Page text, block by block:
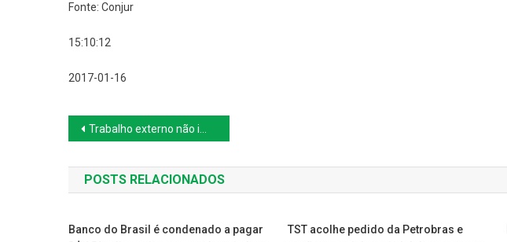
Fonte: Conjur
15:10:12
2017-01-16
Navegação
de
Post
Trabalho externo não impede que empresa controle jornada e pague horas extras
POSTS RELACIONADOS
Banco do Brasil é condenado a pagar
TST acolhe pedido da Petrobras e